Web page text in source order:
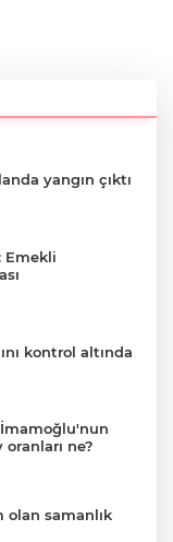
yangın çıktı
Emekli
kontrol altında
oranları ne?
olan samanlık